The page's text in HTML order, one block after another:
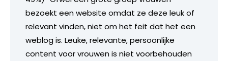
bezoekt een website omdat ze deze leuk of
relevant vinden, niet om het feit dat het een
weblog is. Leuke, relevante, persoonlijke
content voor vrouwen is niet voorbehouden